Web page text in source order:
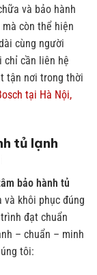
và bảo hành
còn thể hiện
cùng người
chỉ cần liên hệ
tận nơi trong thời
tại Hà Nội,
tủ lạnh
bảo hành tủ
khôi phục đúng
đạt chuẩn
– chuẩn – minh
tôi: